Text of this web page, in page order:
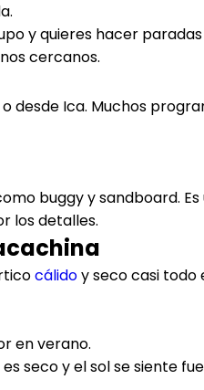
y quieres hacer
cercanos.
desde Ica. Muchos
buggy y sandboard.
los detalles.
cálidoy seco casi todo
en verano.
seco y el sol se siente